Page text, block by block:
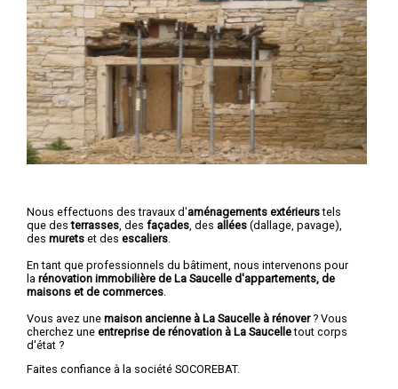
Nous effectuons des travaux d'aménagements extérieurstels
que desterrasses , des façades , des allées (dallage, pavage),
des murets et des escaliers
En tant que professionnels du bâtiment, nous intervenons pour
la rénovation immobilière de La Saucelle d'appartements, de
maisons et de commerces
Vous avez une maison ancienne à La Saucelle à rénover? Vous
cherchez une entreprise de rénovation à La Saucelletout corps
d'état ?
Faites confiance à la société SOCOREBAT.